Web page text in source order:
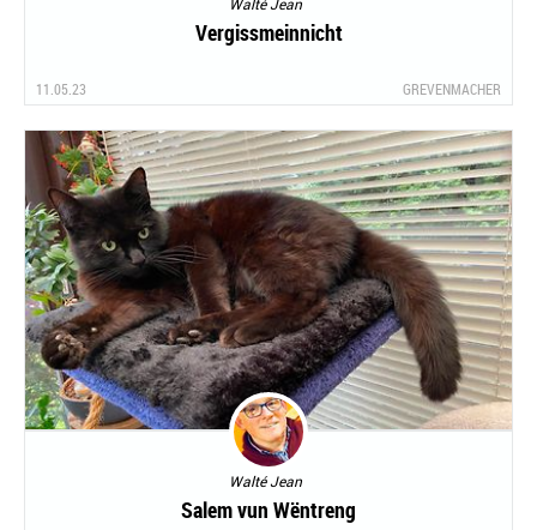
Vergissmeinnicht
11.05.23 GREVENMACHER
Walté Jean
Salem vun Wëntreng